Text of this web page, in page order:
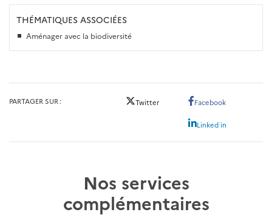
THÉMATIQUES ASSOCIÉES
Aménager avec la biodiversité
PARTAGER SUR Twitter Facebook
Linked in
Nos services
complémentaires